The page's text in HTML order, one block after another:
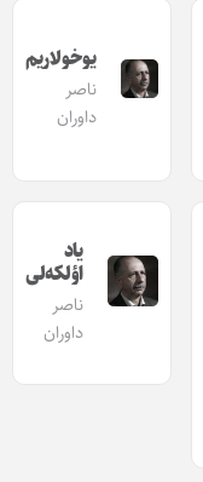
یوخولاریم
ناصر
داوران
یاد
اؤلکه‌لی
ناصر
داوران